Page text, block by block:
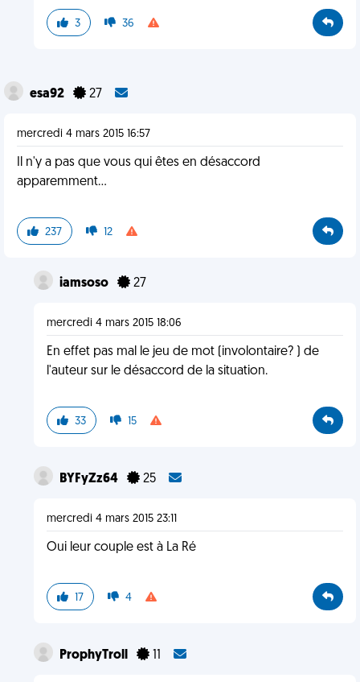
3 36
esa92 27
mercredi 4 mars 2015 16:57
Il n'y a pas que vous qui êtes en désaccord
apparemment...
237 12
iamsoso 27
mercredi 4 mars 2015 18:06
En effet pas mal le jeu de mot (involontaire? ) de
l'auteur sur le désaccord de la situation.
33 15
BYFyZz64 25
mercredi 4 mars 2015 23:11
Oui leur couple est à La Ré
17 4
ProphyTroll 11